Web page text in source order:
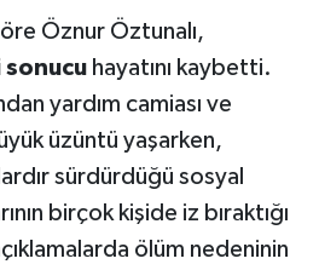
Öznur Öztunalı,
hayatını kaybetti.
yardım camiası ve
üzüntü yaşarken,
sürdürdüğü sosyal
birçok kişide iz bıraktığı
ölüm nedeninin